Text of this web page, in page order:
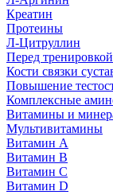
Креатин
Протеины
Л-Цитруллин
Перед тренировкой
Кости связки
Повышение
Комплексные
Витамины и
Мультивитамины
Витамин A
Витамин B
Витамин C
Витамин D